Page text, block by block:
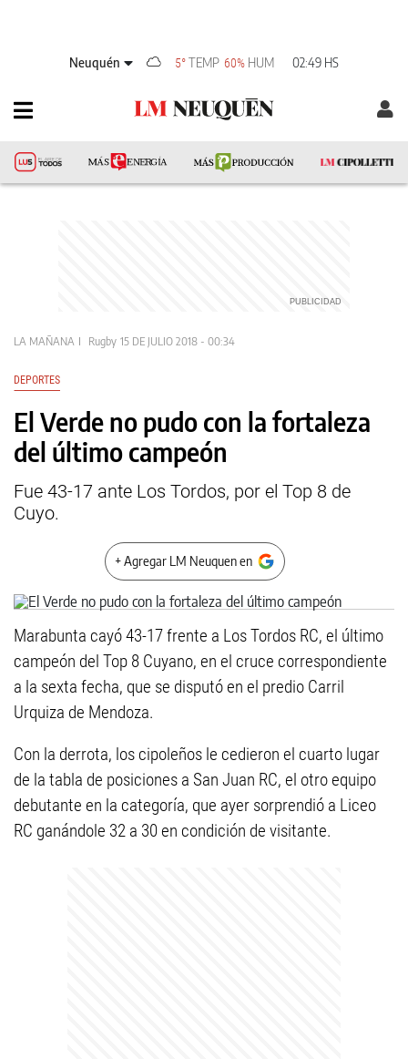
Neuquén 5°TEMP 60% HUM 02:49 HS
LA MAÑANA Rugby 15 DE JULIO 2018 - 00:34
DEPORTES
El Verde no pudo con la fortaleza
del último campeón
Fue 43-17 ante Los Tordos, por el Top 8 de
Cuyo.
+ Agregar LM Neuquen en
Marabunta cayó 43-17 frente a Los Tordos RC, el último
campeón del Top 8 Cuyano, en el cruce correspondiente
a la sexta fecha, que se disputó en el predio Carril
Urquiza de Mendoza.
Con la derrota, los cipoleños le cedieron el cuarto lugar
de la tabla de posiciones a San Juan RC, el otro equipo
debutante en la categoría, que ayer sorprendió a Liceo
RC ganándole 32 a 30 en condición de visitante.